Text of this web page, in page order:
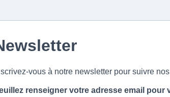
vous à notre newsletter pour suivre
renseigner votre adresse email pour